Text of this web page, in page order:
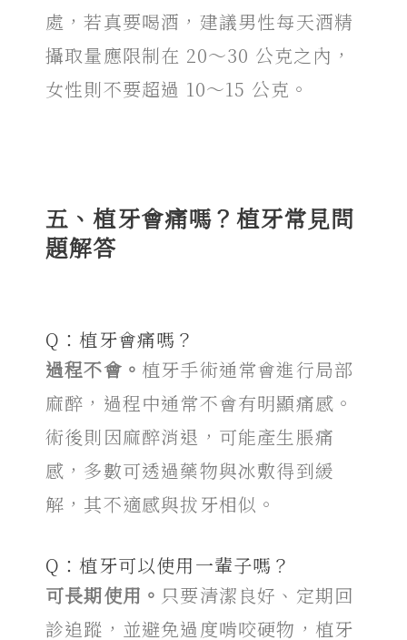
處，若真要喝酒，建議男性每天酒精
攝取量應限制在 20～30 公克之內，
女性則不要超過 10～15 公克。
五、植牙會痛嗎？ 植牙常見問
題解答
Q：植牙會痛嗎 ？
過程不會。 植牙手術通常會進行局部
麻醉，過程中通常不會有明顯痛感。
術後則因麻醉消退，可能產生脹痛
感，多數可透過藥物與冰敷得到緩
解，其不適感與拔牙相似。
Q：植牙可以使用一輩子嗎？
可長期使用。 只要清潔良好、定期回
診追蹤，並避免過度啃咬硬物，植牙